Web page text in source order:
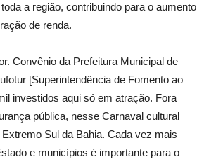
a região, contribuindo para o aumento
de renda.
Convênio da Prefeitura Municipal de
[Superintendência de Fomento ao
investidos aqui só em atração. Fora
pública, nesse Carnaval cultural
Sul da Bahia. Cada vez mais
e municípios é importante para o